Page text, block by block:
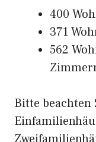
400
371
562
Bitte beachten